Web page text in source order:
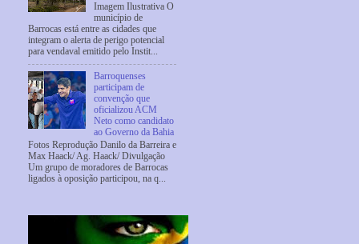
Imagem Ilustrativa O
município de
Barrocas está entre as cidades que
integram o alerta de perigo potencial
para vendaval emitido pelo Instit...
Barroquenses
participam de
convenção que
oficializou ACM
Neto como candidato
ao Governo da Bahia
Fotos Reprodução Danilo da Barreira e
Max Haack/ Ag. Haack/ Divulgação
Um grupo de moradores de Barrocas
ligados à oposição participou, na q...